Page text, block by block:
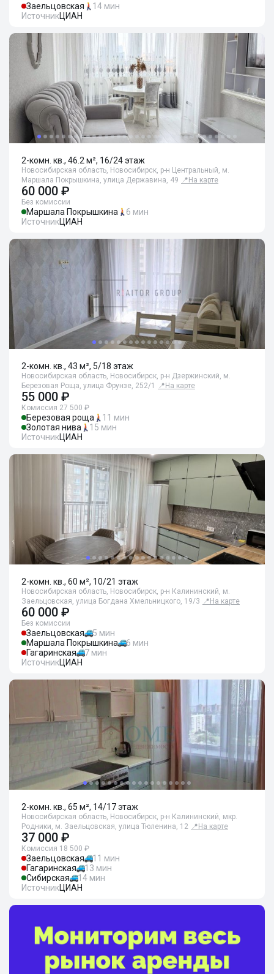
Заельцовская
14 мин
ИсточникЦИАН
2-комн. кв., 46.2 м², 16/24 этаж
Новосибирская область, Новосибирск, р-н Центральный, м.
Маршала Покрышкина, улица Державина, 49 📍 На карте
60 000 ₽
Без комиссии
Маршала Покрышкина
6 мин
ИсточникЦИАН
2-комн. кв., 43 м², 5/18 этаж
Новосибирская область, Новосибирск, р-н Дзержинский, м.
Березовая Роща, улица Фрунзе, 252/1
📍 На карте
55 000 ₽
Комиссия 27 500 ₽
Березовая роща
11 мин
Золотая нива
15 мин
ИсточникЦИАН
2-комн. кв., 60 м², 10/21 этаж
Новосибирская область, Новосибирск, р-н Калининский, м.
Заельцовская, улица Богдана Хмельницкого, 19/3 📍 На карте
60 000 ₽
Без комиссии
Заельцовская
5 мин
Маршала Покрышкина
6 мин
Гагаринская
7 мин
ИсточникЦИАН
2-комн. кв., 65 м², 14/17 этаж
Новосибирская область, Новосибирск, р-н Калининский, мкр.
Родники, м. Заельцовская, улица Тюленина, 12 📍 На карте
37 000 ₽
Комиссия 18 500 ₽
Заельцовская
11 мин
Гагаринская
13 мин
Сибирская
14 мин
ИсточникЦИАН